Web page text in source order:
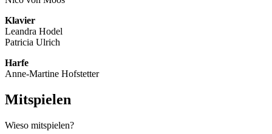
Klavier
Leandra Hodel
Patricia Ulrich
Harfe
Anne-Martine Hofstetter
Mitspielen
Wieso mitspielen?